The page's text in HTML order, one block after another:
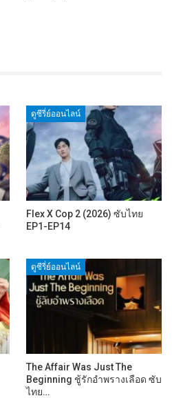
ดูซีรี่ย์ออนไลน์
Flex X Cop 2 (2026) ซับไทย
EP1-EP14
ดูซีรี่ย์ออนไลน์
The Affair Was Just The
Beginning ชู้รักอำพรางเลือด ซับ
ไทย…